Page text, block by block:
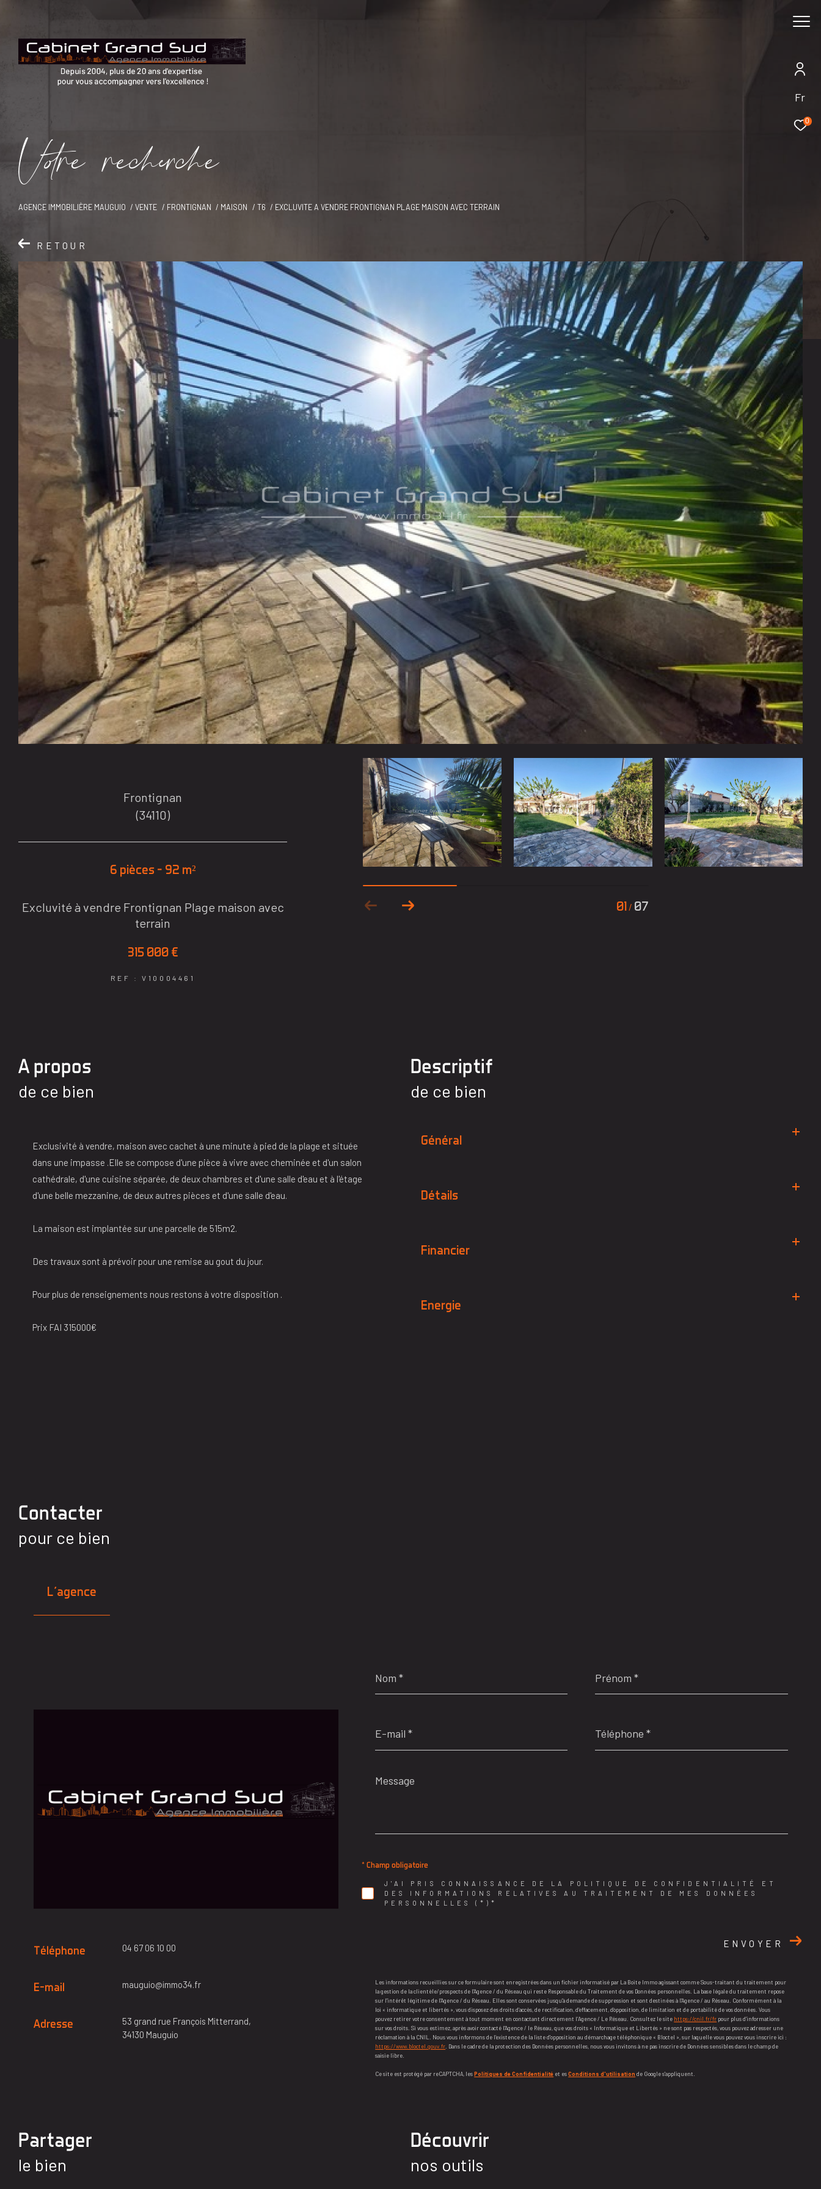
Fr
0
Vore recece
AGENCE IMMOBILIÈRE MAUGUIO VENTE FRONTIGNAN MAISON T6 EXCLUVITE A VENDRE FRONTIGNAN PLAGE MAISON AVEC TERRAIN
RETOUR
01 / 07
Frontignan
(34110)
6 pièces - 92 m²
Excluvité à vendre Frontignan Plage maison avec
terrain
315 000 €
REF : V10004461
a propos
de ce bien
Exclusivité à vendre, maison avec cachet à une minute à pied de la plage et située
dans une impasse .Elle se compose d'une pièce à vivre avec cheminée et d'un salon
cathédrale, d'une cuisine séparée, de deux chambres et d'une salle d'eau et à l'étage
d'une belle mezzanine, de deux autres pièces et d'une salle d'eau.
La maison est implantée sur une parcelle de 515m2.
Des travaux sont à prévoir pour une remise au gout du jour.
Pour plus de renseignements nous restons à votre disposition .
Prix FAI 315000€
descriptif
de ce bien
Général
Détails
Financier
Energie
Contacter
pour ce bien
L'agence
Téléphone 04 67 06 10 00
E-mail mauguio@immo34.fr
Adresse
53 grand rue François Mitterrand,
34130 Mauguio
*
*
mail
*
*
Message
*
J'AI PRIS CONNAISSANCE DE LA POLITIQUE DE CONFIDENTIALITÉ ET
DES INFORMATIONS RELATIVES AU TRAITEMENT DE MES DONNÉES
PERSONNELLES (*)*
* Champ obligatoire
ENVOYER
Les informations recueillies sur ce formulaire sont enregistrées dans un fichier informatisé par La Boite Immo agissant comme Sous-traitant du traitement pour
la gestion de la clientèle/prospects de l'Agence / du Réseau qui reste Responsable du Traitement de vos Données personnelles. La base légale du traitement repose
sur l'intérêt légitime de l'Agence / du Réseau. Elles sont conservées jusqu'à demande de suppression et sont destinées à l'Agence / au Réseau. Conformément à la
loi « informatique et libertés », vous disposez des droits d’accès, de rectification, d’effacement, d’opposition, de limitation et de portabilité de vos données. Vous
pouvez retirer votre consentement à tout moment en contactant directement l’Agence / Le Réseau. Consultez le site https://cnil.fr/fr pour plus d’informations
sur vos droits. Si vous estimez, après avoir contacté l'Agence / le Réseau, que vos droits « Informatique et Libertés » ne sont pas respectés, vous pouvez adresser une
réclamation à la CNIL. Nous vous informons de l’existence de la liste d'opposition au démarchage téléphonique « Bloctel », sur laquelle vous pouvez vous inscrire ici :
https://www.bloctel.gouv.fr . Dans le cadre de la protection des Données personnelles, nous vous invitons à ne pas inscrire de Données sensibles dans le champ de
saisie libre.
Ce site est protégé par reCAPTCHA, lesPolitiques de Confidentialité et esConditions d'utilisation de Google s'appliquent.
partager
le bien
découvrir
nos outils